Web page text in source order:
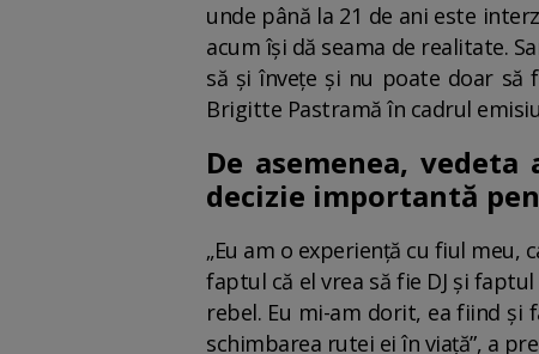
unde până la 21 de ani este
acum își dă seama de realitate.
să și învețe și nu poate doar să
Brigitte Pastramă în cadrul
De asemenea,
decizie importantă
„Eu am o experiență cu fiul
faptul că el vrea să fie DJ și
rebel. Eu mi-am dorit, ea fiind și
schimbarea rutei ei în viață”, a